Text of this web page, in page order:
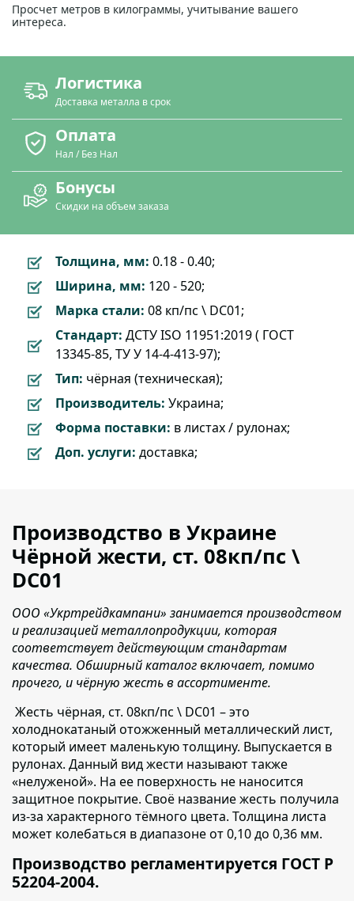
Просчет метров в килограммы, учитывание вашего
интереса.
Логистика
Доставка металла в срок
Оплата
Нал / Без Нал
Бонусы
Скидки на объем заказа
Толщина, мм: 0.18 - 0.40;
Ширина, мм: 120 - 520;
Марка стали: 08 кп/пс \ DC01;
Стандарт: ДСТУ ISO 11951:2019 ( ГОСТ
13345-85, ТУ У 14-4-413-97);
Тип: чёрная (техническая);
Производитель: Украина;
Форма поставки: в листах / рулонах;
Доп. услуги: доставка;
Производство в Украине
Чёрной жести, ст. 08кп/пс \
DC01
ООО «Укртрейдкампани» занимается производством
и реализацией металлопродукции, которая
соответствует действующим стандартам
качества. Обширный каталог включает, помимо
прочего, и чёрную жесть в ассортименте.
Жесть чёрная, ст. 08кп/пс \ DC01 – это
холоднокатаный отожженный металлический лист,
который имеет маленькую толщину. Выпускается в
рулонах. Данный вид жести называют также
«нелуженой». На ее поверхность не наносится
защитное покрытие. Своё название жесть получила
из-за характерного тёмного цвета. Толщина листа
может колебаться в диапазоне от 0,10 до 0,36 мм.
Производство регламентируется ГОСТ Р
52204-2004.